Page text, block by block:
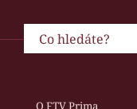
O FTV Prima